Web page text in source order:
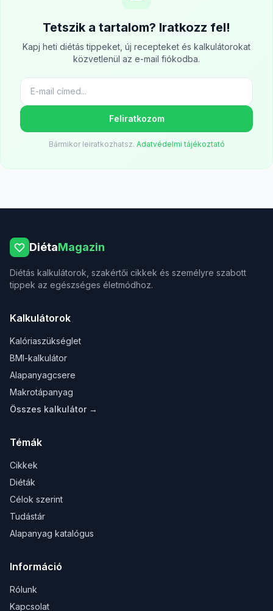
Tetszik a tartalom? Iratkozz fel!
Kapj heti diétás tippeket, új recepteket és kalkulátorokat
közvetlenül az e-mail fiókodba.
Feliratkozom
Bármikor leiratkozhatsz. Adatvédelmi tájékoztató
DiétaMagazin
Diétás kalkulátorok, szakértői cikkek és személyre szabott
tippek az egészséges életmódhoz.
Kalkulátorok
Kalóriaszükséglet
BMI-kalkulátor
Alapanyagcsere
Makrotápanyag
Összes kalkulátor →
Témák
Cikkek
Diéták
Célok szerint
Tudástár
Alapanyag katalógus
Információ
Rólunk
Kapcsolat